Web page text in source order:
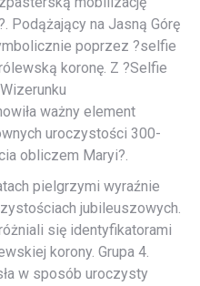
Podążający na Jasną Górę
poprzez ?selfie
koronę. Z ?Selfie
ważny element
uroczystości 300-
obliczem Maryi?.
pielgrzymi wyraźnie
jubileuszowych.
się identyfikatorami
korony. Grupa 4.
w sposób uroczysty